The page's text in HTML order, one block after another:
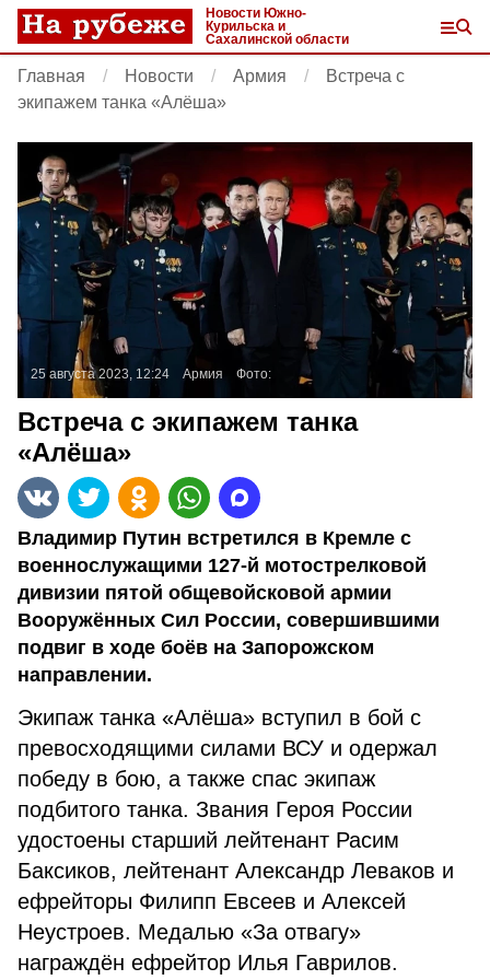
Новости Южно-
Курильска и
Сахалинской области
Главная Новости Армия
Встреча с
экипажем танка «Алёша»
25 августа 2023, 12:24 Армия Фото:
Встреча с экипажем танка
«Алёша»
Владимир Путин встретился в Кремле с
военнослужащими 127-й мотострелковой
дивизии пятой общевойсковой армии
Вооружённых Сил России, совершившими
подвиг в ходе боёв на Запорожском
направлении.
Экипаж танка «Алёша» вступил в бой с
превосходящими силами ВСУ и одержал
победу в бою, а также спас экипаж
подбитого танка. Звания Героя России
удостоены старший лейтенант Расим
Баксиков, лейтенант Александр Леваков и
ефрейторы Филипп Евсеев и Алексей
Неустроев. Медалью «За отвагу»
награждён ефрейтор Илья Гаврилов.